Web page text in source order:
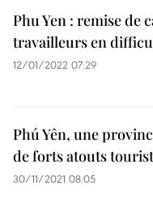
Phu Yen : remise de
travailleurs en
12/01/2022 07:29
Phú Yên, une
de forts atouts
30/11/2021 08:05